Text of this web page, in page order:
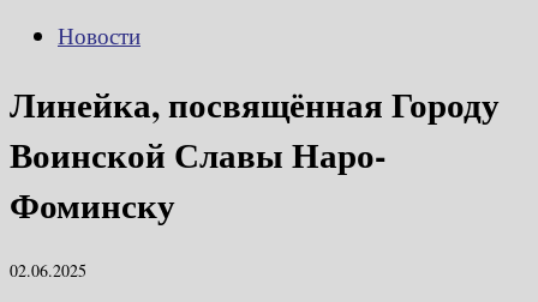
Новости
Линейка, посвящённая Городу
Воинской Славы Наро-
Фоминску
02.06.2025